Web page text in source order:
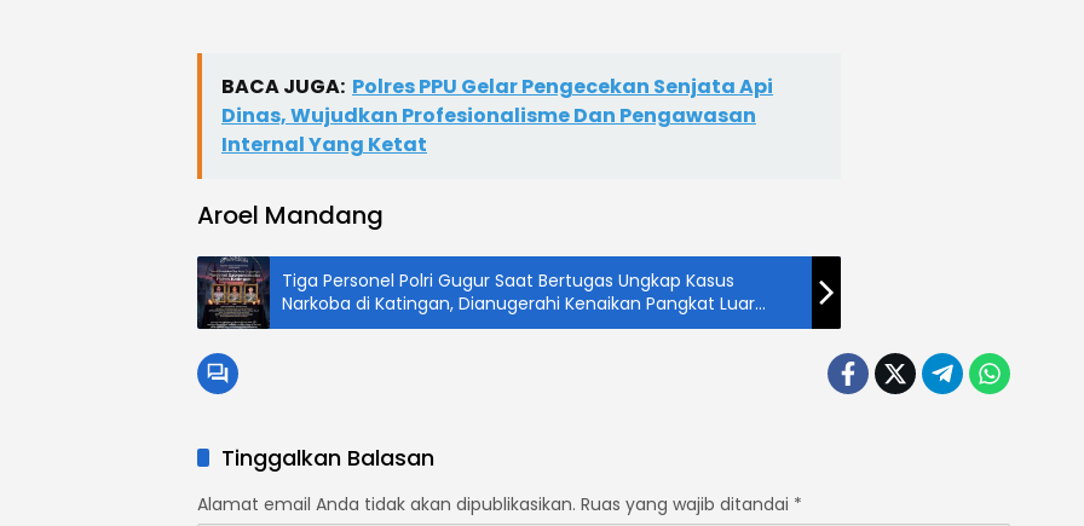
BACA JUGA: Polres PPU Gelar Pengecekan Senjata Api
Dinas, Wujudkan Profesionalisme Dan Pengawasan
Internal Yang Ketat
Aroel Mandang
Tiga Personel Polri Gugur Saat Bertugas Ungkap Kasus
Narkoba di Katingan, Dianugerahi Kenaikan Pangkat Luar
Biasa Anumerta
Tinggalkan Balasan
Alamat email Anda tidak akan dipublikasikan. Ruas yang wajib ditandai *